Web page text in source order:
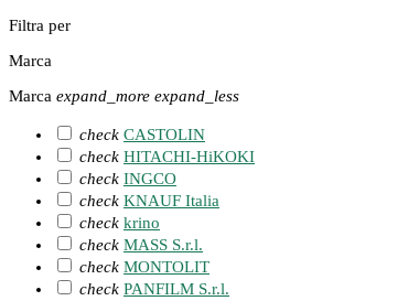
Filtra per
Marca
Marca expand_more expand_less
check CASTOLIN
check HITACHI-HiKOKI
check INGCO
check KNAUF Italia
check krino
check MASS S.r.l.
check MONTOLIT
check PANFILM S.r.l.